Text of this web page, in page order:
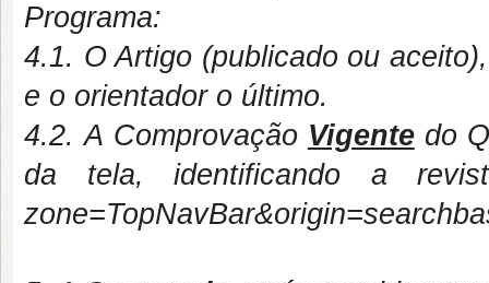
Programa:
4.1. O Artigo (publicado ou
e o orientador o último.
4.2. A Comprovação Vigentedo
da tela, identificando a